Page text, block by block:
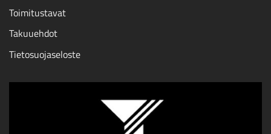
Toimitustavat
Takuuehdot
Tietosuojaseloste